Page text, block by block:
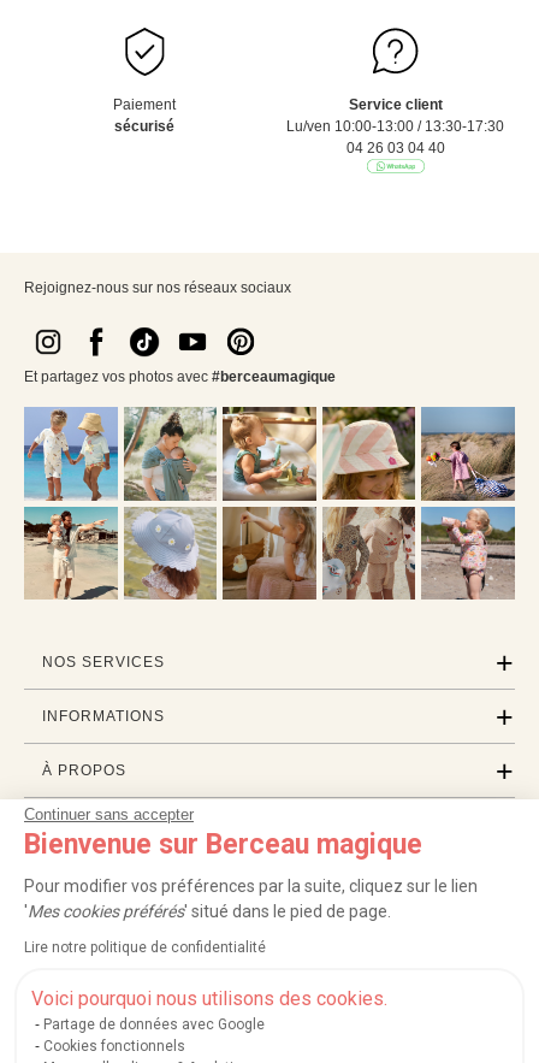
Continuer sans accepter
Bienvenue sur Berceau magique
Pour modifier vos préférences par la suite, cliquez sur le lien
'Mes cookies préférés' situé dans le pied de page.
Lire notre politique de confidentialité
Voici pourquoi nous utilisons des cookies.
Partage de données avec Google
Cookies fonctionnels
Paiement
sécurisé
Service client
Lu/ven 10:00-13:00 / 13:30-17:30
04 26 03 04 40
Rejoignez-nous sur nos réseaux sociaux
Et partagez vos photos avec #berceaumagique
NOS SERVICES
INFORMATIONS
À PROPOS
PROFESSIONNELS
LISTES CADEAUX
Service après-vente| FAQ |Rappels de produits|Protection des données
Mentions légales et crédits Conditions générales de ventes